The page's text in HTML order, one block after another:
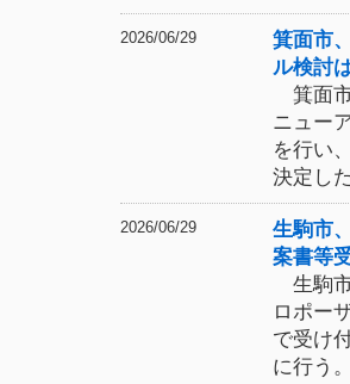
2026/06/29
箕面市
ル検討
箕面
ニュー
を行い
決定し
2026/06/29
生駒市
案書等
生駒
ロポー
で受け
に行う